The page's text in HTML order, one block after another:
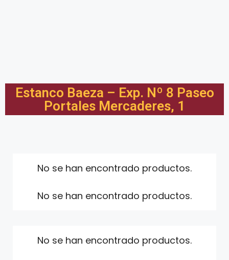
Estanco Baeza – Exp. Nº 8 Paseo
Portales Mercaderes, 1
No se han encontrado productos.
No se han encontrado productos.
No se han encontrado productos.